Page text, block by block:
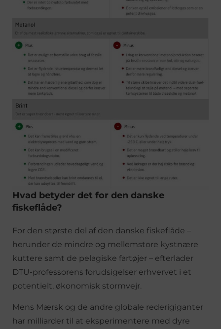
Hvad betyder det for den danske
fiskeflåde?
For den største del af den danske fiskeflåde –
herunder de mindre og mellemstore kystnære
kuttere samt de pelagiske fartøjer – efterlader
DTU-professorens forudsigelser erhvervet i et
potentielt, økonomisk stormvejr.
Mens Mærsk og de andre globale rederigiganter
har milliarder til at eksperimentere med dyre